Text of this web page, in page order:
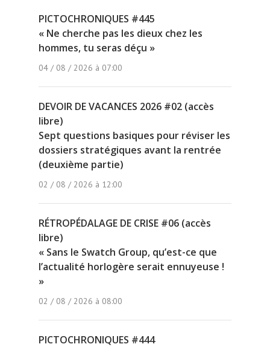
PICTOCHRONIQUES #445
« Ne cherche pas les dieux chez les
hommes, tu seras déçu »
04 / 08 / 2026 à 07:00
DEVOIR DE VACANCES 2026 #02 (accès
libre)
Sept questions basiques pour réviser les
dossiers stratégiques avant la rentrée
(deuxième partie)
02 / 08 / 2026 à 12:00
RÉTROPÉDALAGE DE CRISE #06 (accès
libre)
« Sans le Swatch Group, qu’est-ce que
l’actualité horlogère serait ennuyeuse !
»
02 / 08 / 2026 à 08:00
PICTOCHRONIQUES #444